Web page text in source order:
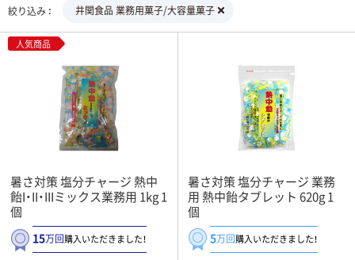
絞り込み 井関食品 業務用菓子/大容量菓子
人気商品
暑さ対策 塩分チャージ 熱中
飴I・II・IIIミックス業務用 1kg 1
個
15万回購入いただきました！
暑さ対策 塩分チャージ 業務
用 熱中飴タブレット 620g 1
個
5万回購入いただきました！